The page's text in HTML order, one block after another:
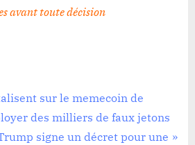
avant toute décision
sur le memecoin de
des milliers de faux jetons
signe un décret pour une